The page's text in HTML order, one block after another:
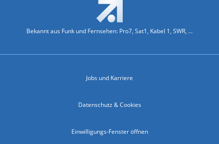
Bekannt aus Funk und Fernsehen: Pro7, Sat1, Kabel 1, SWR, ...
Jobs und Karriere
Datenschutz & Cookies
Einwilligungs-Fenster öffnen